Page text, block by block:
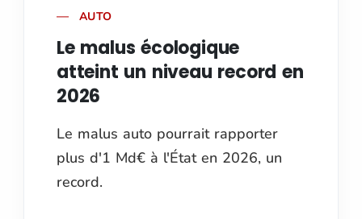
AUTO
Le malus écologique
atteint un niveau record en
2026
Le malus auto pourrait rapporter
plus d'1 Md€ à l'État en 2026, un
record.